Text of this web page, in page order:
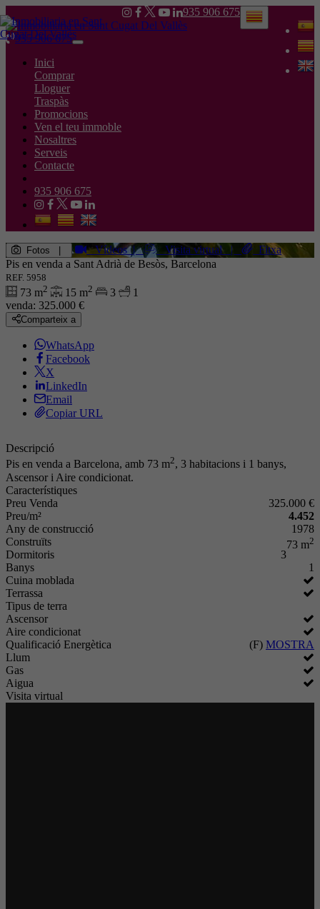
935 906 675
935 906 675
Toggle
Inici
Comprar
Lloguer
Traspàs
Promocions
Ven el teu immoble
Nosaltres
Serveis
Contacte
935 906 675
Fotos Vídeos| Visita virtual|
Fitxa
Pis en venda a Sant Adrià de Besòs, Barcelona
REF. 5958
73 m2 15 m2 3
1
venda: 325.000 €
Comparteix a
WhatsApp
Facebook
X
LinkedIn
Email
Copiar URL
Descripció
Pis en venda a Barcelona, amb 73 m2, 3 habitacions i 1 banys,
Ascensor i Aire condicionat.
Característiques
Preu Venda
325.000 €
Preu/m²
4.452
Any de construcció
1978
Construïts
73 m2
Dormitoris
3
Banys
1
Cuina moblada
Terrassa
Tipus de terra
Ascensor
Aire condicionat
Qualificació Energètica
(F) MOSTRA
Llum
Gas
Aigua
Visita virtual